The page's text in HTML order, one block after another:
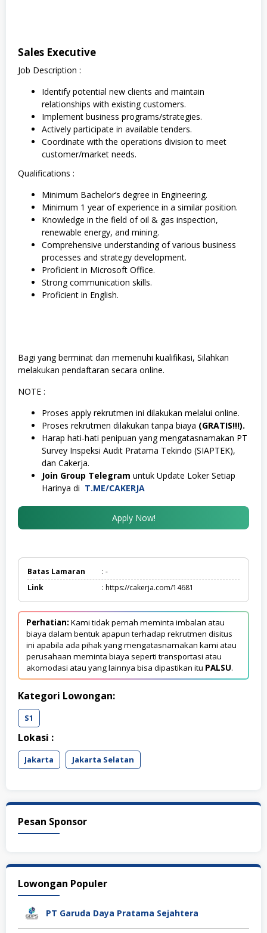
Sales Executive
Job Description :
Identify potential new clients and maintain
relationships with existing customers.
Implement business programs/strategies.
Actively participate in available tenders.
Coordinate with the operations division to meet
customer/market needs.
Qualifications :
Minimum Bachelor’s degree in Engineering.
Minimum 1 year of experience in a similar position.
Knowledge in the field of oil & gas inspection,
renewable energy, and mining.
Comprehensive understanding of various business
processes and strategy development.
Proficient in Microsoft Office.
Strong communication skills.
Proficient in English.
Bagi yang berminat dan memenuhi kualifikasi, Silahkan
melakukan pendaftaran secara online.
NOTE :
Proses apply rekrutmen ini dilakukan melalui online.
Proses rekrutmen dilakukan tanpa biaya (GRATIS!!!).
Harap hati-hati penipuan yang mengatasnamakan PT
Survey Inspeksi Audit Pratama Tekindo (SIAPTEK),
dan Cakerja.
Join Group Telegram untuk Update Loker Setiap
Harinya di T.ME/CAKERJA
Apply Now!
Batas Lamaran
: -
Link
: https://cakerja.com/14681
Perhatian: Kami tidak pernah meminta imbalan atau
biaya dalam bentuk apapun terhadap rekrutmen disitus
ini apabila ada pihak yang mengatasnamakan kami atau
perusahaan meminta biaya seperti transportasi atau
akomodasi atau yang lainnya bisa dipastikan itu PALSU.
Kategori Lowongan:
S1
Lokasi :
Jakarta Jakarta Selatan
Pesan Sponsor
Lowongan Populer
PT Garuda Daya Pratama Sejahtera